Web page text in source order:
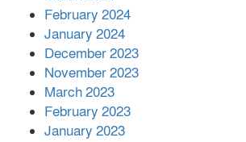
February 2024
January 2024
December 2023
November 2023
March 2023
February 2023
January 2023